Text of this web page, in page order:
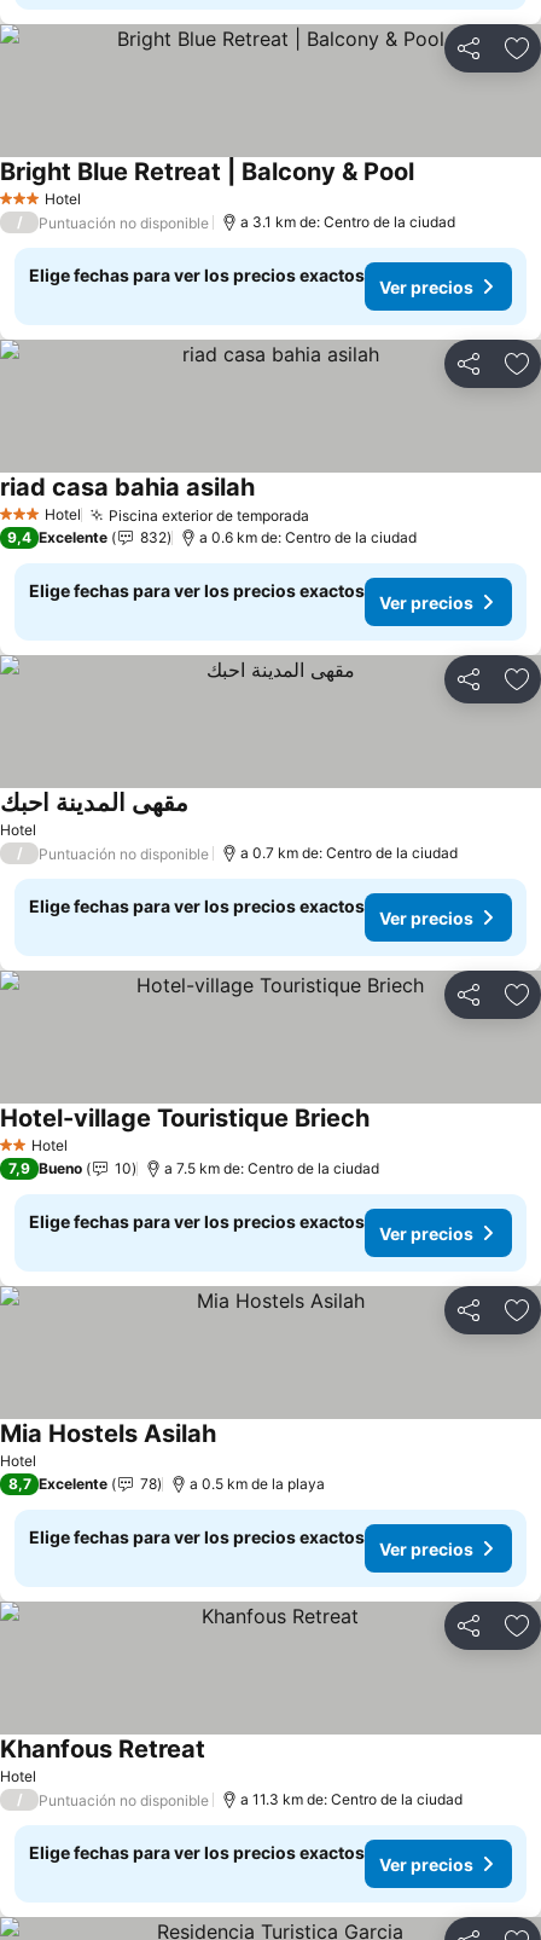
Compartir
3 Estrellas
Hotel
Bright Blue Retreat | Balcony & Pool
/ Puntuación no disponible a 3.1 km de: Centro de la ciudad
Elige fechas para ver los precios exactos
Ver precios
Compartir
3 Estrellas
Hotel Piscina exterior de temporada
riad casa bahia asilah
9,4 Excelente 832 a 0.6 km de: Centro de la ciudad
Elige fechas para ver los precios exactos
Ver precios
Compartir
Hotel
مقهى المدينة احبك
/ Puntuación no disponible a 0.7 km de: Centro de la ciudad
Elige fechas para ver los precios exactos
Ver precios
Compartir
2 Estrellas
Hotel
Hotel-village Touristique Briech
7,9 Bueno 10 a 7.5 km de: Centro de la ciudad
Elige fechas para ver los precios exactos
Ver precios
Compartir
Hotel
Mia Hostels Asilah
8,7 Excelente 78 a 0.5 km de la playa
Elige fechas para ver los precios exactos
Ver precios
Compartir
Hotel
Khanfous Retreat
/ Puntuación no disponible a 11.3 km de: Centro de la ciudad
Elige fechas para ver los precios exactos
Ver precios